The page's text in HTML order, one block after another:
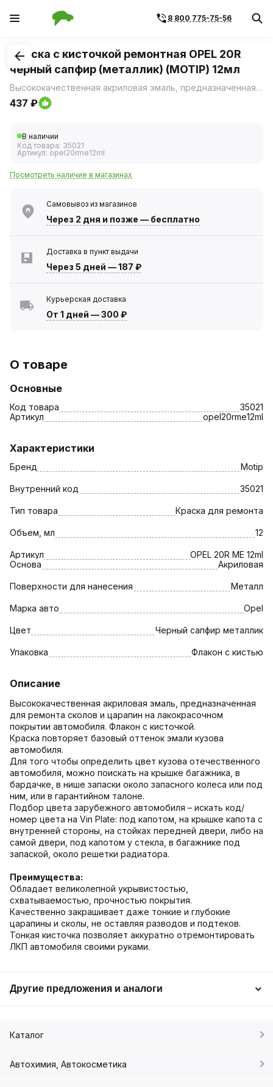
8 800 775-75-56
1/1
Краска с кисточкой ремонтная OPEL 20R
черный сапфир (металлик) (MOTIP) 12мл
Высококачественная акриловая эмаль, предназначенная для ремонта сколов и царапин на лакокрасочном покрытии автомобиля.
437 ₽
В наличии
Код товара: 35021
Артикул: opel20rme12ml
Посмотреть наличие в магазинах
Самовывоз из магазинов
Через 2 дня и позже — бесплатно
Доставка в пункт выдачи
Через 5 дней —187 ₽
Курьерская доставка
От 1 дней —300 ₽
О товаре
Основные
Код товара
35021
Артикул
opel20rme12ml
Характеристики
Бренд Motip
Внутренний код 35021
Тип товара Краска для ремонта
Объем, мл 12
Артикул
OPEL 20R ME 12ml
Основа
Акриловая
Поверхности для нанесения Металл
Марка авто Opel
Цвет Черный сапфир металлик
Упаковка Флакон с кистью
Описание
Высококачественная акриловая эмаль, предназначенная
для ремонта сколов и царапин на лакокрасочном
покрытии автомобиля. Флакон с кисточкой.
Краска повторяет базовый оттенок эмали кузова
автомобиля.
Для того чтобы определить цвет кузова отечественного
автомобиля, можно поискать на крышке багажника, в
бардачке, в нише запаски около запасного колеса или под
ним, или в гарантийном талоне.
Подбор цвета зарубежного автомобиля – искать код/
номер цвета на Vin Plate: под капотом, на крышке капота с
внутренней стороны, на стойках передней двери, либо на
самой двери, под капотом у стекла, в багажнике под
запаской, около решетки радиатора.
Преимущества:
Обладает великолепной укрывистостью,
схватываемостью, прочностью покрытия.
Качественно закрашивает даже тонкие и глубокие
царапины и сколы, не оставляя разводов и подтеков.
Тонкая кисточка позволяет аккуратно отремонтировать
ЛКП автомобиля своими руками.
Другие предложения и аналоги
Каталог
Автохимия, Автокосметика